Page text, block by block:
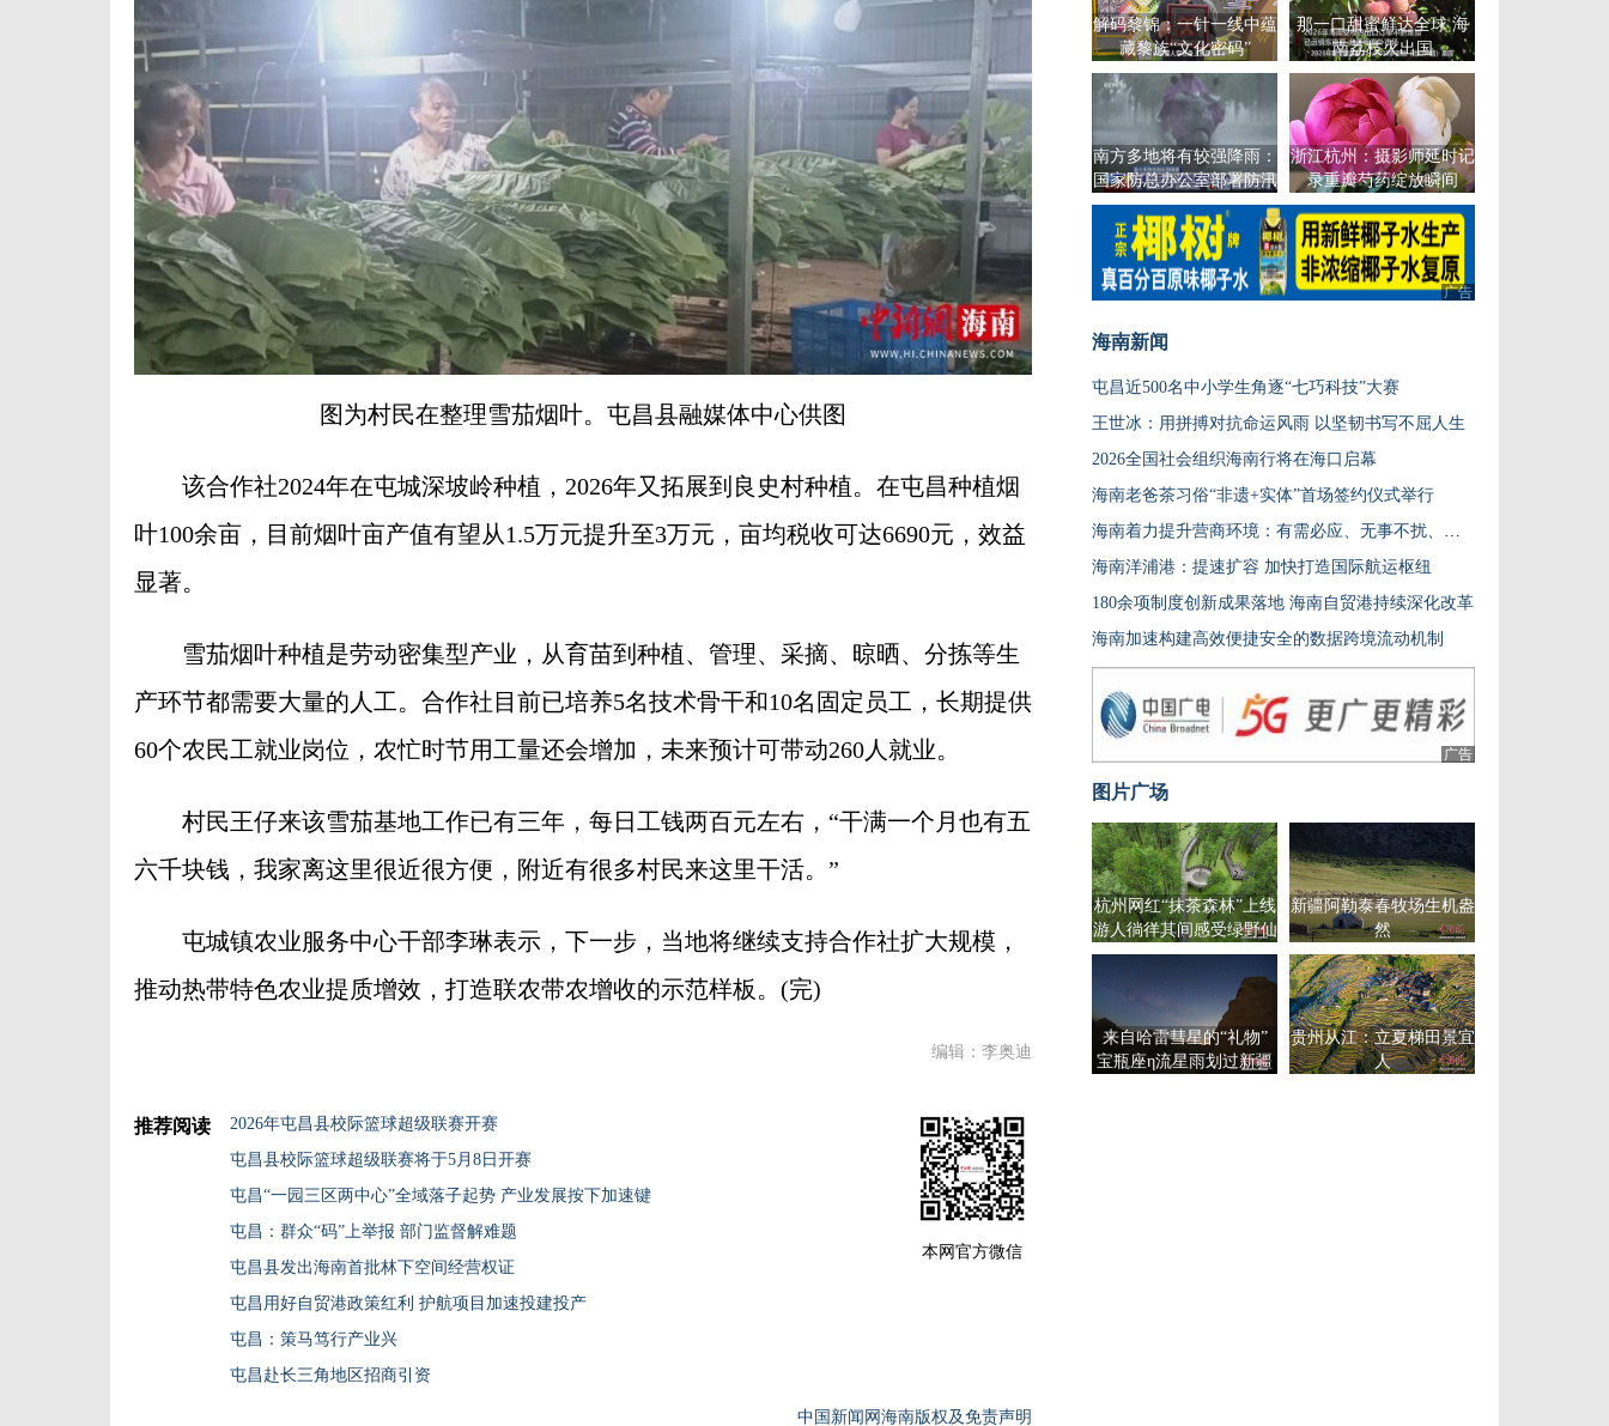
图为村民在整理雪茄烟叶。屯昌县融媒体中心供图
该合作社2024年在屯城深坡岭种植，2026年又拓展到良史村种植。在屯昌种植烟
叶100余亩，目前烟叶亩产值有望从1.5万元提升至3万元，亩均税收可达6690元，效益
显著。
雪茄烟叶种植是劳动密集型产业，从育苗到种植、管理、采摘、晾晒、分拣等生
产环节都需要大量的人工。合作社目前已培养5名技术骨干和10名固定员工，长期提供
60个农民工就业岗位，农忙时节用工量还会增加，未来预计可带动260人就业。
村民王仔来该雪茄基地工作已有三年，每日工钱两百元左右，“干满一个月也有五
六千块钱，我家离这里很近很方便，附近有很多村民来这里干活。”
屯城镇农业服务中心干部李琳表示，下一步，当地将继续支持合作社扩大规模，
推动热带特色农业提质增效，打造联农带农增收的示范样板。(完)
编辑：李奥迪
推荐阅读
2026年屯昌县校际篮球超级联赛开赛
屯昌县校际篮球超级联赛将于5月8日开赛
屯昌“一园三区两中心”全域落子起势 产业发展按下加速键
屯昌：群众“码”上举报 部门监督解难题
屯昌县发出海南首批林下空间经营权证
屯昌用好自贸港政策红利 护航项目加速投建投产
屯昌：策马笃行产业兴
屯昌赴长三角地区招商引资
本网官方微信
中国新闻网海南版权及免责声明
解码黎锦：一针一线中蕴
藏黎族“文化密码”
那一口甜蜜鲜达全球 海
南荔枝火出国
南方多地将有较强降雨：
国家防总办公室部署防汛
工作
浙江杭州：摄影师延时记
录重瓣芍药绽放瞬间
广告
海南新闻
屯昌近500名中小学生角逐“七巧科技”大赛
王世冰：用拼搏对抗命运风雨 以坚韧书写不屈人生
2026全国社会组织海南行将在海口启幕
海南老爸茶习俗“非遗+实体”首场签约仪式举行
海南着力提升营商环境：有需必应、无事不扰、有诺必践
海南洋浦港：提速扩容 加快打造国际航运枢纽
180余项制度创新成果落地 海南自贸港持续深化改革
海南加速构建高效便捷安全的数据跨境流动机制
广告
图片广场
杭州网红“抹茶森林”上线
游人徜徉其间感受绿野仙
踪
新疆阿勒泰春牧场生机盎
然
来自哈雷彗星的“礼物”
宝瓶座η流星雨划过新疆
贵州从江：立夏梯田景宜
人